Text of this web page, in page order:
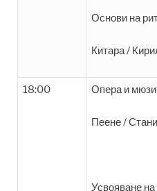
Основи на
Китара /
18:00 Опера и
Пеене /
Усвояване